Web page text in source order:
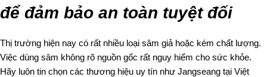
để đảm bảo an toàn tuyệt đối
Thị trường hiện nay có rất nhiều loại sâm giả hoặc kém chất lượng.
Việc dùng sâm không rõ nguồn gốc rất nguy hiểm cho sức khỏe.
Hãy luôn tin chọn các thương hiệu uy tín như Jangseang tại Việt